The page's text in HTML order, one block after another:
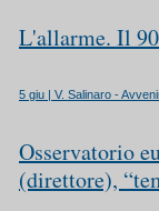
L'allarme. Il
5 giu | V. Salinaro -
Osservatorio
(direttore),